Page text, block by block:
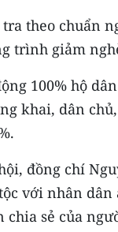
theo chuẩn
trình giảm
100% hộ
khai, dân
đồng chí
với nhân
chia sẻ của